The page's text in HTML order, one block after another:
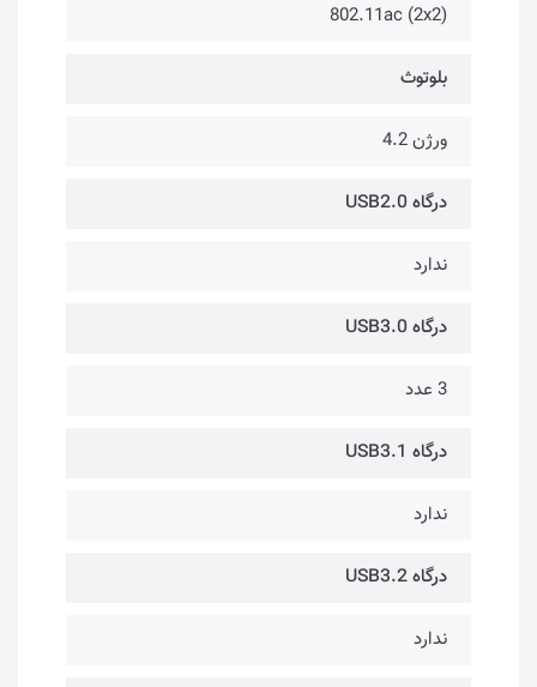
802.11ac (2x2)
بلوتوث
ورژن 4.2
درگاه USB2.0
ندارد
درگاه USB3.0
3 عدد
درگاه USB3.1
ندارد
درگاه USB3.2
ندارد